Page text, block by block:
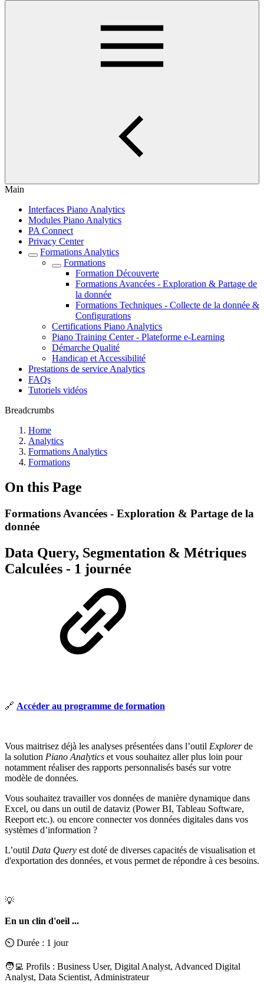
Main
Interfaces Piano Analytics
Modules Piano Analytics
PA Connect
Privacy Center
Formations Analytics
Formations
Formation Découverte
Formations Avancées - Exploration & Partage de
la donnée
Formations Techniques - Collecte de la donnée &
Configurations
Certifications Piano Analytics
Piano Training Center - Plateforme e-Learning
Démarche Qualité
Handicap et Accessibilité
Prestations de service Analytics
FAQs
Tutoriels vidéos
Breadcrumbs
Home
Analytics
Formations Analytics
Formations
On this Page
Formations Avancées - Exploration & Partage de la
donnée
Data Query, Segmentation & Métriques
Calculées - 1 journée
🔗 Accéder au programme de formation
Vous maitrisez déjà les analyses présentées dans l’outil Explorerde
la solution Piano Analytics et vous souhaitez aller plus loin pour
notamment réaliser des rapports personnalisés basés sur votre
modèle de données.
Vous souhaitez travailler vos données de manière dynamique dans
Excel, ou dans un outil de dataviz (Power BI, Tableau Software,
Reeport etc.). ou encore connecter vos données digitales dans vos
systèmes d’information ?
L’outil Data Query est doté de diverses capacités de visualisation et
d'exportation des données, et vous permet de répondre à ces besoins.
💡
En un clin d'oeil ...
⏲️ Durée : 1 jour
🧑‍💻 Profils : Business User, Digital Analyst, Advanced Digital
Analyst, Data Scientist, Administrateur